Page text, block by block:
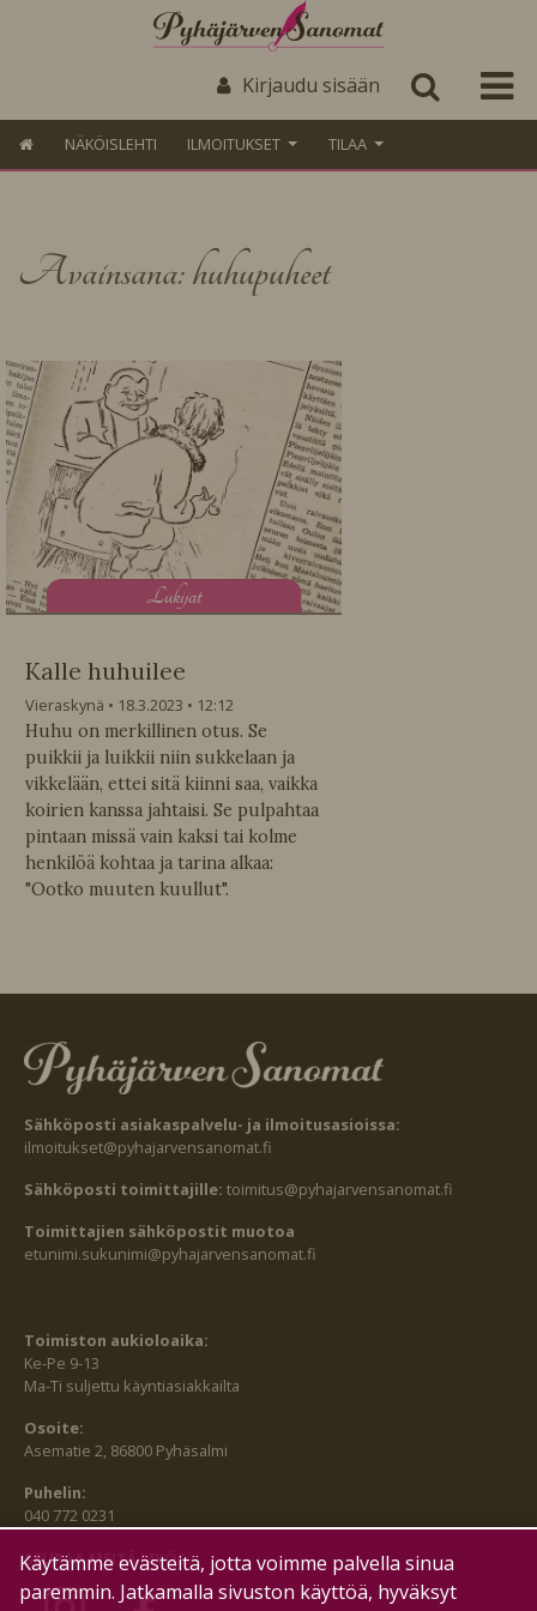
Kirjaudu sisään
NÄKÖISLEHTI ILMOITUKSET TILAA
Avainsana: huhupuheet
Lukijat
Kalle huhuilee
Vieraskynä 18.3.2023
12:12
Huhu on merkillinen otus. Se
puikkii ja luikkii niin sukkelaan ja
vikkelään, ettei sitä kiinni saa, vaikka
koirien kanssa jahtaisi. Se pulpahtaa
pintaan missä vain kaksi tai kolme
henkilöä kohtaa ja tarina alkaa:
"Ootko muuten kuullut".
Sähköposti asiakaspalvelu- ja ilmoitusasioissa:
ilmoitukset@pyhajarvensanomat.fi
Sähköposti toimittajille: toimitus@pyhajarvensanomat.fi
Toimittajien sähköpostit muotoa
etunimi.sukunimi@pyhajarvensanomat.fi
Toimiston aukioloaika:
Ke-Pe 9-13
Ma-Ti suljettu käyntiasiakkailta
Osoite:
Asematie 2, 86800 Pyhäsalmi
Puhelin:
040 772 0231
SEURAA MEITÄ MYÖS:
Käytämme evästeitä, jotta voimme palvella sinua
paremmin. Jatkamalla sivuston käyttöä, hyväksyt